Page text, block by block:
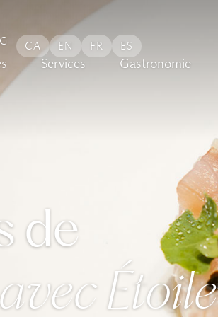
CA EN FR ES
Services Gastronomie
de
avec Étoile